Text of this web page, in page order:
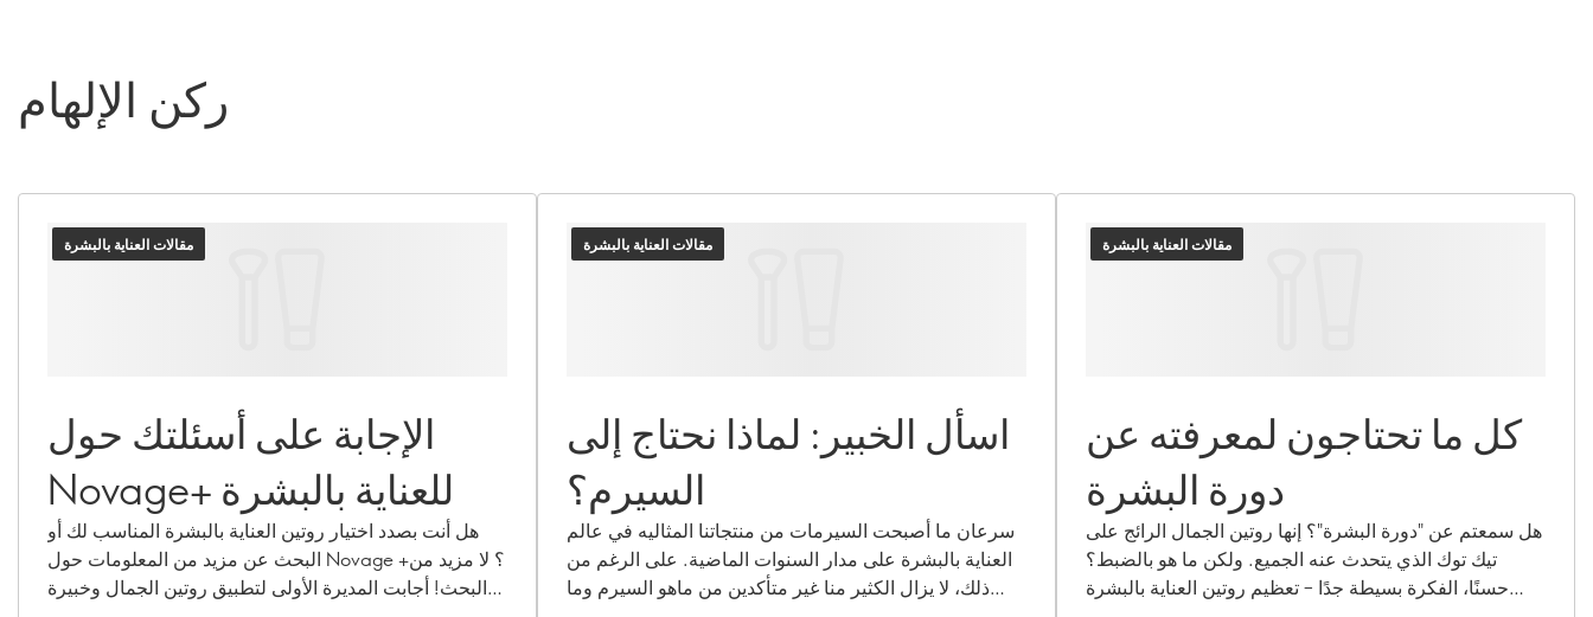
ركن الإلهام
مقالات العناية بالبشرة
الإجابة على أسئلتك حول
Novage+ للعناية بالبشرة
هل أنت بصدد اختيار روتين العناية بالبشرة المناسب لك أو
البحث عن مزيد من المعلومات حول Novage +؟ لا مزيد من
البحث! أجابت المديرة الأولى لتطبيق روتين الجمال وخبيرة
مقالات العناية بالبشرة
اسأل الخبير: لماذا نحتاج إلى
السيرم؟
سرعان ما أصبحت السيرمات من منتجاتنا المثاليه في عالم
العناية بالبشرة على مدار السنوات الماضية. على الرغم من
ذلك، لا يزال الكثير منا غير متأكدين من ماهو السيرم وما
مقالات العناية بالبشرة
كل ما تحتاجون لمعرفته عن
دورة البشرة
هل سمعتم عن "دورة البشرة"؟ إنها روتين الجمال الرائج على
تيك توك الذي يتحدث عنه الجميع. ولكن ما هو بالضبط؟
حسنًا، الفكرة بسيطة جدًا – تعظيم روتين العناية بالبشرة